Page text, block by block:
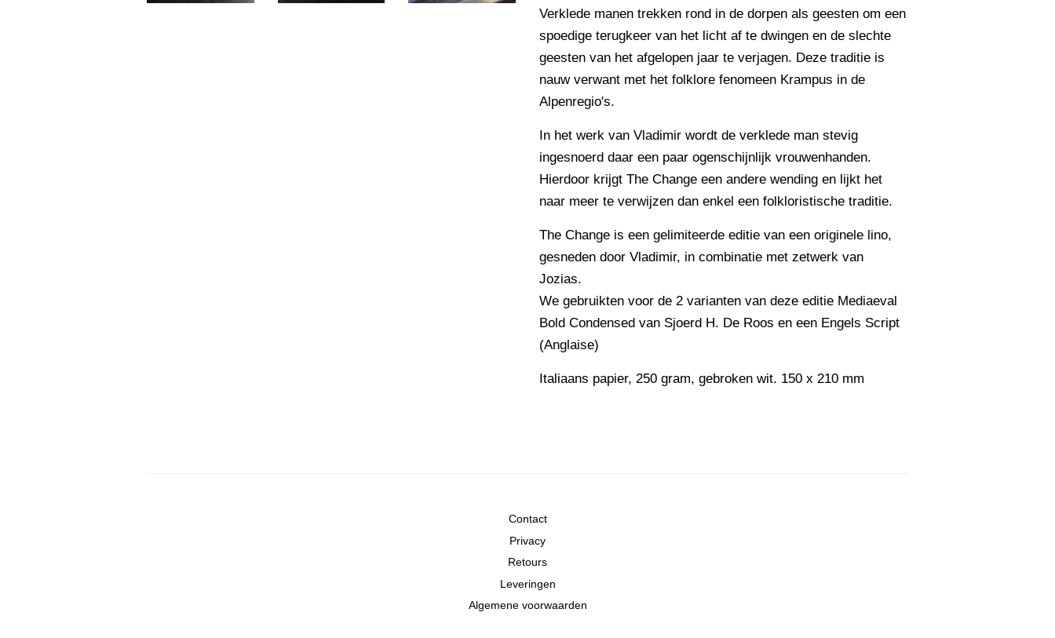
Verklede manen trekken rond in de dorpen als geesten om een
spoedige terugkeer van het licht af te dwingen en de slechte
geesten van het afgelopen jaar te verjagen. Deze traditie is
nauw verwant met het folklore fenomeen Krampus in de
Alpenregio's.
In het werk van Vladimir wordt de verklede man stevig
ingesnoerd daar een paar ogenschijnlijk vrouwenhanden.
Hierdoor krijgt The Change een andere wending en lijkt het
naar meer te verwijzen dan enkel een folkloristische traditie.
The Change is een gelimiteerde editie van een originele lino,
gesneden door Vladimir, in combinatie met zetwerk van
Jozias.
We gebruikten voor de 2 varianten van deze editie Mediaeval
Bold Condensed van Sjoerd H. De Roos en een Engels Script
(Anglaise)
Italiaans papier, 250 gram, gebroken wit. 150 x 210 mm
Contact
Privacy
Retours
Leveringen
Algemene voorwaarden